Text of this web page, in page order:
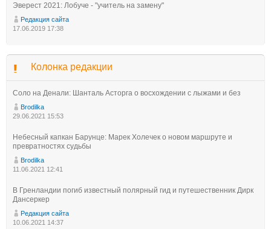
Эверест 2021: Лобуче - "учитель на замену"
Редакция сайта
17.06.2019 17:38
Колонка редакции
Соло на Денали: Шанталь Асторга о восхождении с лыжами и без
Brodilka
29.06.2021 15:53
Небесный капкан Барунце: Марек Холечек о новом маршруте и
превратностях судьбы
Brodilka
11.06.2021 12:41
В Гренландии погиб известный полярный гид и путешественник Дирк
Дансеркер
Редакция сайта
10.06.2021 14:37